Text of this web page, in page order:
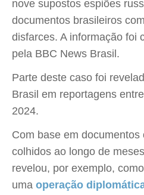
nove supostos espiões
documentos brasileiros
disfarces. A informação foi
pela BBC News Brasil.
Parte deste caso foi
Brasil em reportagens
2024.
Com base em documentos
colhidos ao longo de
revelou, por exemplo,
uma operação